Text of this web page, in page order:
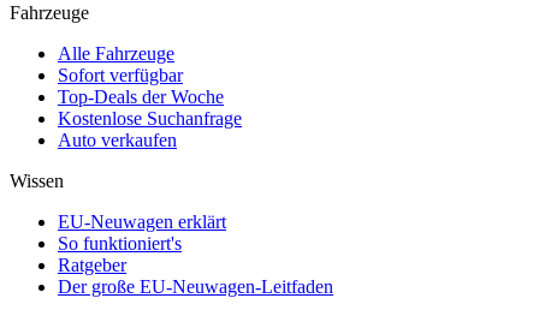
Fahrzeuge
Alle Fahrzeuge
Sofort verfügbar
Top-Deals der Woche
Kostenlose Suchanfrage
Auto verkaufen
Wissen
EU-Neuwagen erklärt
So funktioniert's
Ratgeber
Der große EU-Neuwagen-Leitfaden